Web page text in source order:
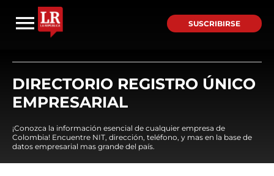
SUSCRIBIRSE
DIRECTORIO REGISTRO ÚNICO
EMPRESARIAL
¡Conozca la información esencial de cualquier empresa de
Colombia! Encuentre NIT, dirección, teléfono, y mas en la base de
datos empresarial mas grande del país.